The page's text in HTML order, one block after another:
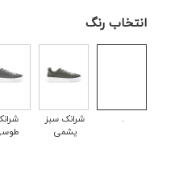
انتخاب رنگ
.
شرانک سبز
یشمی